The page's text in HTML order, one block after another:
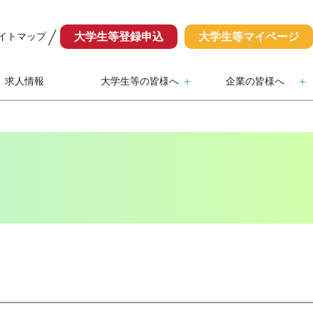
トマップ 大学生等登録申込 大学生等マイページ
求人情報 大学生等の皆様へ 企業の皆様へ